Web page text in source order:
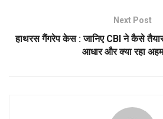
Next Post
हाथरस गैंगरेप केस : जानिए CBI ने कैसे तैयार
आधार और क्या रहा